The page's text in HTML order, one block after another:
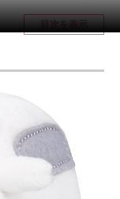
目次を表示